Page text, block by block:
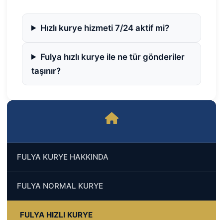
FULYA KURYE HAKKINDA
FULYA NORMAL KURYE
FULYA HIZLI KURYE
Hızlı kurye hizmeti 7/24 aktif mi?
Fulya hızlı kurye ile ne tür gönderiler
taşınır?